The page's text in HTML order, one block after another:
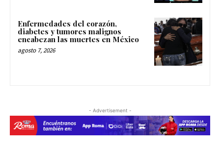
Enfermedades del corazón,
diabetes y tumores malignos
encabezan las muertes en México
agosto 7, 2026
- Advertisement -